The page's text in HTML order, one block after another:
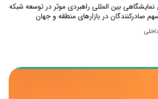
بین المللی راهبردی موثر در توسعه شبکه
صادرکنندگان در بازارهای منطقه و جهان